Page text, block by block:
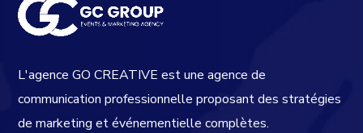
L'agence GO CREATIVE est une agence de
communication professionnelle proposant des stratégies
de marketing et événementielle complètes.